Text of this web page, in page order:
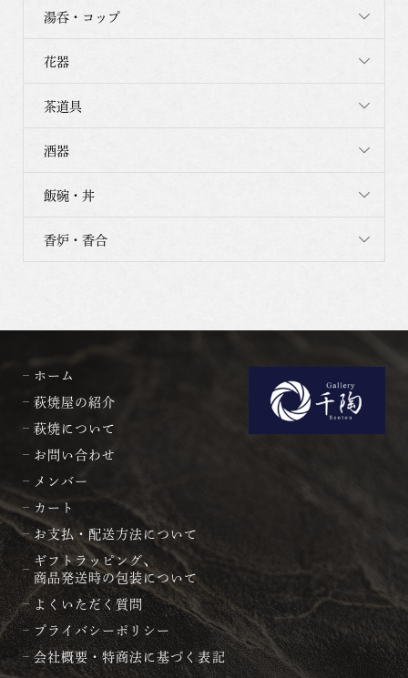
湯呑・コップ
花器
茶道具
酒器
飯碗・丼
香炉・香合
ホーム
萩焼屋の紹介
萩焼について
お問い合わせ
メンバー
カート
お支払・配送方法について
ギフトラッピング、
商品発送時の包装について
よくいただく質問
プライバシーポリシー
会社概要・特商法に基づく表記